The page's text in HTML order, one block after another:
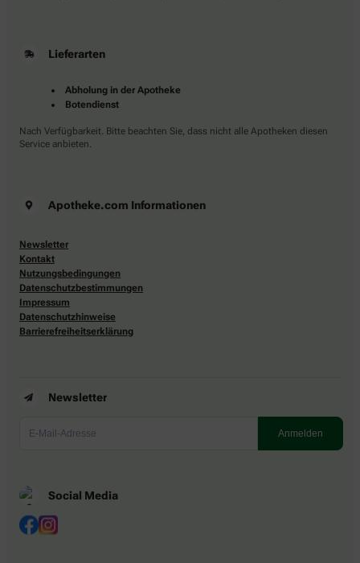
Lieferarten
Abholung in der Apotheke
Botendienst
Nach Verfügbarkeit. Bitte beachten Sie, dass nicht alle Apotheken diesen
Service anbieten.
Apotheke.com Informationen
Newsletter
Kontakt
Nutzungsbedingungen
Datenschutzbestimmungen
Impressum
Datenschutzhinweise
Barrierefreiheitserklärung
Newsletter
Social Media